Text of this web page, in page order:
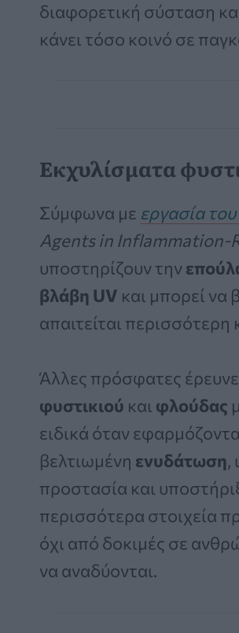
διαφορετική σύσταση
κάνει τόσο κοινό σε
Εκχυλίσματα
Σύμφωνα με εργασία
Agents in Inflammation-
υποστηρίζουν την
βλάβη UV και μπορεί να
απαιτείται περισσότερη
Άλλες πρόσφατες
φυστικιού και φλούδας
ειδικά όταν
βελτιωμένη ενυδάτωση,
προστασία και
περισσότερα στοιχεία
όχι από δοκιμές σε
να αναδύονται.